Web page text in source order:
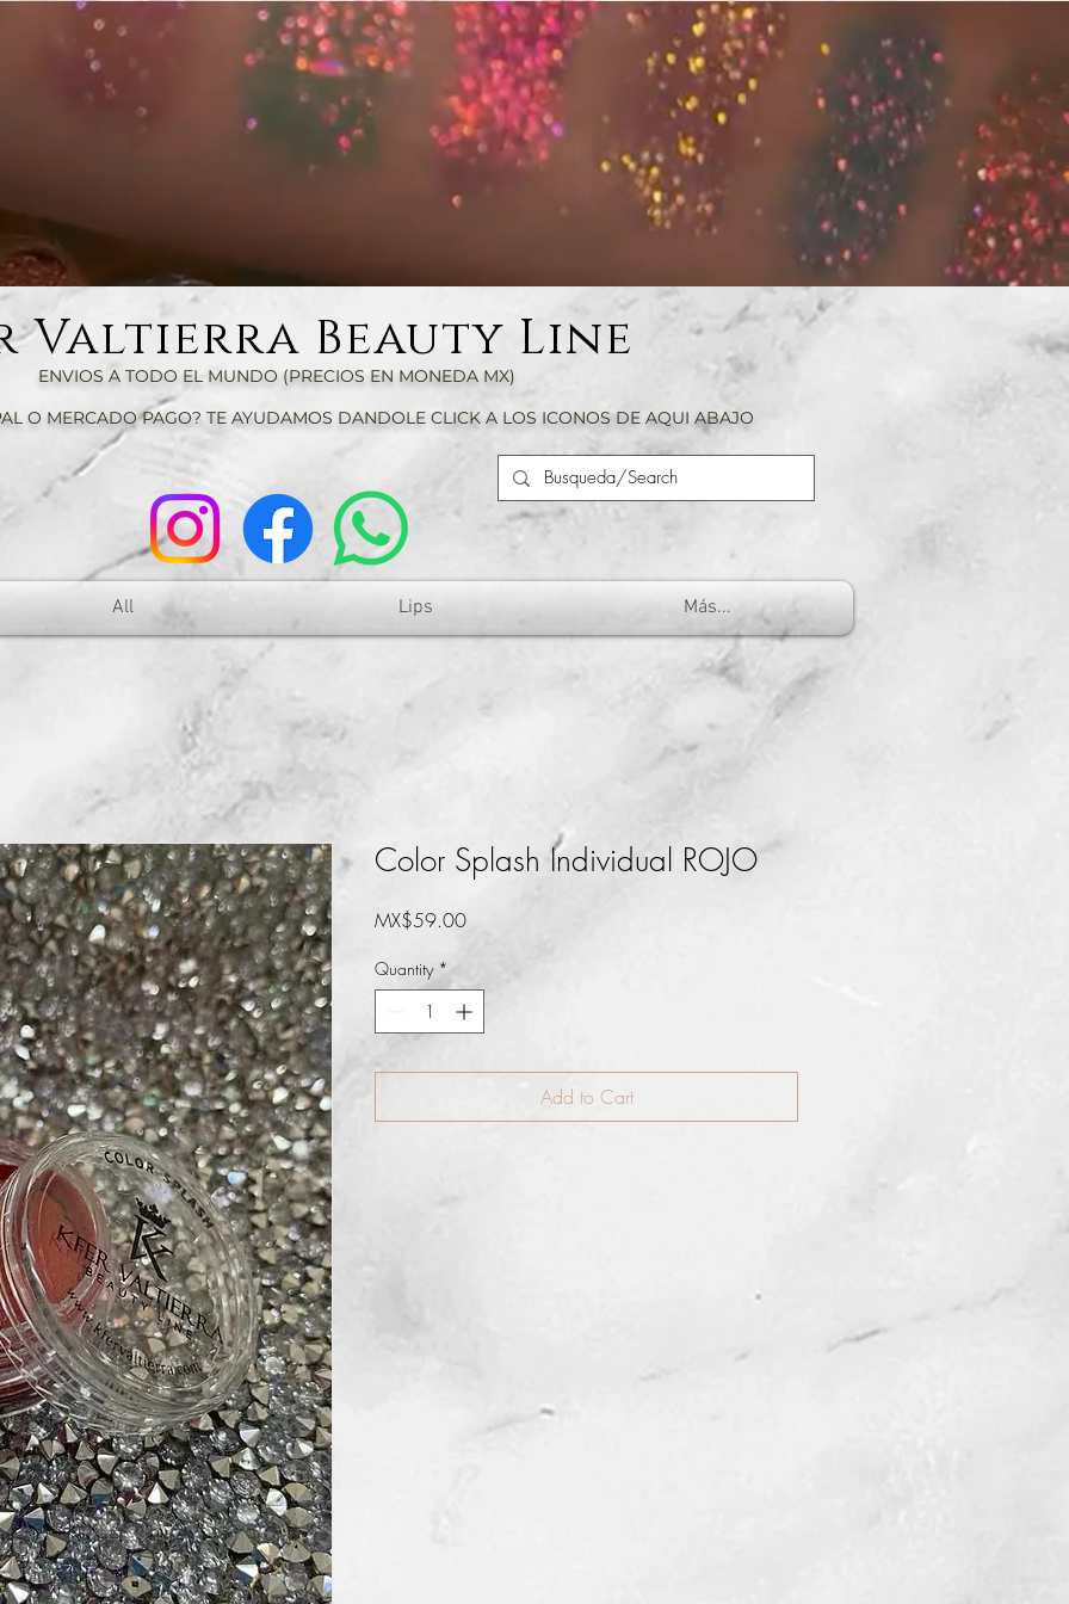
Valtierra Beauty Line
ENVIOS A TODO EL MUNDO (PRECIOS EN MONEDA MX)
O MERCADO PAGO? TE AYUDAMOS DANDOLE CLICK A LOS ICONOS DE AQUI ABAJO
All Lips Más...
Color Splash Individual ROJO
MX$59.00Price
Quantity *
Add to Cart